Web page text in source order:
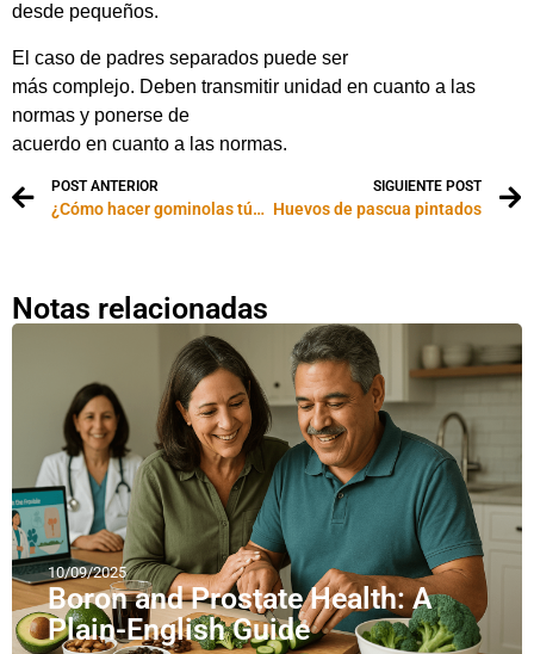
desde pequeños.
El caso de padres separados puede ser
más complejo. Deben transmitir unidad en cuanto a las
normas y ponerse de
acuerdo en cuanto a las normas.
POST ANTERIOR
¿Cómo hacer gominolas tú mismo?
SIGUIENTE POST
Huevos de pascua pintados
Notas relacionadas
10/09/2025
Boron and Prostate Health: A
Plain-English Guide